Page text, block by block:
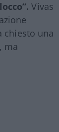
Vivas
chiesto una
ma